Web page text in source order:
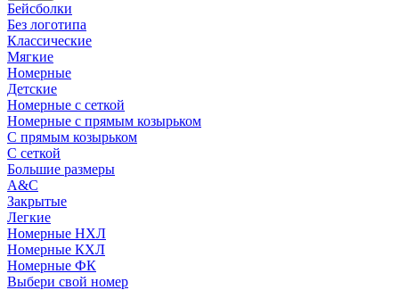
Бейсболки
Без логотипа
Классические
Мягкие
Номерные
Детские
Номерные с сеткой
Номерные с прямым козырьком
С прямым козырьком
С сеткой
Большие размеры
A&C
Закрытые
Легкие
Номерные НХЛ
Номерные КХЛ
Номерные ФК
Выбери свой номер